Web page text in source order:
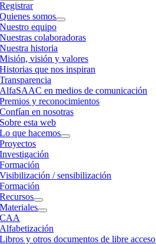
Registrar
Quienes somos
Nuestro equipo
Nuestras colaboradoras
Nuestra historia
Misión, visión y valores
Historias que nos inspiran
Transparencia
AlfaSAAC en medios de comunicación
Premios y reconocimientos
Confían en nosotras
Sobre esta web
Lo que hacemos
Proyectos
Investigación
Formación
Visibilización / sensibilización
Formación
Recursos
Materiales
CAA
Alfabetización
Libros y otros documentos de libre acceso